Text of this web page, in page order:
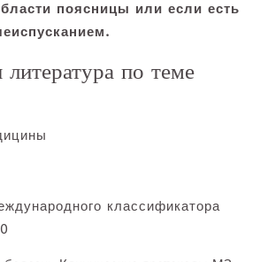
поясницы или если есть
по теме
классификатора